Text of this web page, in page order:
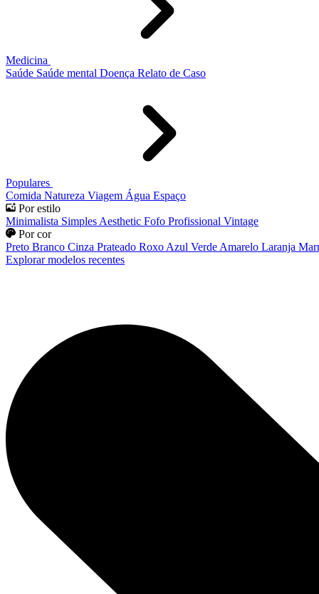
Medicina
Saúde Saúde mental Doença Relato de Caso
Populares
Comida Natureza Viagem Água Espaço
Por estilo
Minimalista Simples Aesthetic Fofo Profissional Vintage
Por cor
Preto Branco Cinza Prateado Roxo Azul Verde Amarelo Laranja
Explorar modelos recentes